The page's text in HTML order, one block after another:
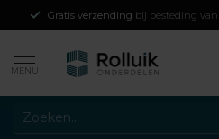
Gratis verzending bij besteding van
MENU